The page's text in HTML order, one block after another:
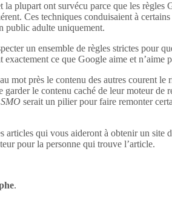
plupart ont survécu parce que les règles
Ces techniques conduisaient à
public adulte uniquement.
un ensemble de règles strictes pour
ce que Google aime et n’aime
mot près le contenu des autres courent le
le contenu caché de leur moteur de
SMO serait un pilier pour faire remonter
qui vous aideront à obtenir un site
pour la personne qui trouve l’article.
.